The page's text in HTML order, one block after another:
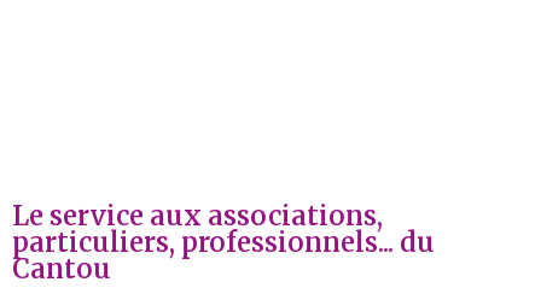
Le service aux associations,
particuliers, professionnels... du
Cantou